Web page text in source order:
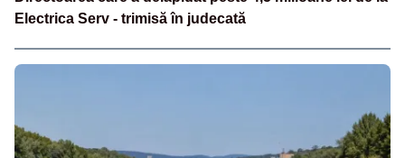
Electrica Serv - trimisă în judecată